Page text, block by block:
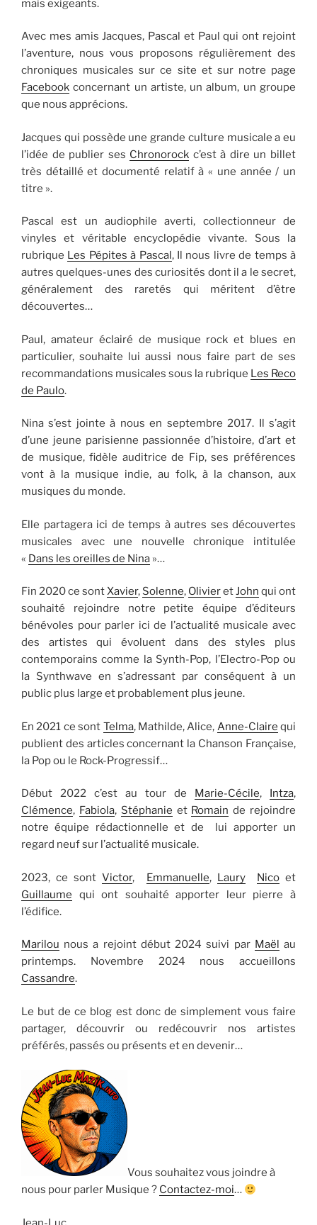
mais exigeants.
Avec mes amis Jacques, Pascal et Paul qui ont rejoint
l’aventure, nous vous proposons régulièrement des
chroniques musicales sur ce site et sur notre page
Facebook concernant un artiste, un album, un groupe
que nous apprécions.
Jacques qui possède une grande culture musicale a eu
l’idée de publier ses Chronorock c’est à dire un billet
très détaillé et documenté relatif à « une année / un
titre ».
Pascal est un audiophile averti, collectionneur de
vinyles et véritable encyclopédie vivante. Sous la
rubrique Les Pépites à Pascal, Il nous livre de temps à
autres quelques-unes des curiosités dont il a le secret,
généralement des raretés qui méritent d’être
découvertes…
Paul, amateur éclairé de musique rock et blues en
particulier, souhaite lui aussi nous faire part de ses
recommandations musicales sous la rubrique Les Reco
de Paulo.
Nina s’est jointe à nous en septembre 2017. Il s’agit
d’une jeune parisienne passionnée d’histoire, d’art et
de musique, fidèle auditrice de Fip, ses préférences
vont à la musique indie, au folk, à la chanson, aux
musiques du monde.
Elle partagera ici de temps à autres ses découvertes
musicales avec une nouvelle chronique intitulée
« Dans les oreilles de Nina »…
Fin 2020 ce sontXavier, Solenne, OlivieretJohn qui ont
souhaité rejoindre notre petite équipe d’éditeurs
bénévoles pour parler ici de l’actualité musicale avec
des artistes qui évoluent dans des styles plus
contemporains comme la Synth-Pop, l’Electro-Pop ou
la Synthwave en s’adressant par conséquent à un
public plus large et probablement plus jeune.
En 2021 ce sont Telma, Mathilde, Alice, Anne-Claire qui
publient des articles concernant la Chanson Française,
la Pop ou le Rock-Progressif…
Début 2022 c’est au tour de Marie-Cécile, Intza,
Clémence, Fabiola, Stéphanie et Romain de rejoindre
notre équipe rédactionnelle et de lui apporter un
regard neuf sur l’actualité musicale.
2023, ce sontVictor, Emmanuelle, Laury Nicoet
Guillaume qui ont souhaité apporter leur pierre à
l’édifice.
Marilou nous a rejoint début 2024 suivi par Maël au
printemps. Novembre 2024 nous accueillons
Cassandre.
Le but de ce blog est donc de simplement vous faire
partager, découvrir ou redécouvrir nos artistes
préférés, passés ou présents et en devenir…
Vous souhaitez vous joindre à
nous pour parler Musique ? Contactez-moi…